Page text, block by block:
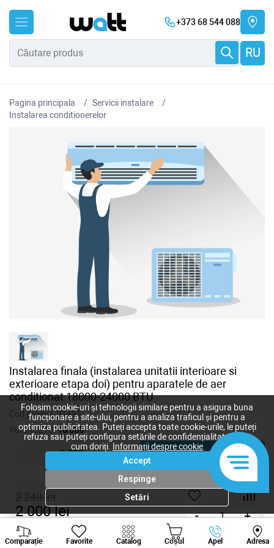
+373 68 544 088
RU
Pagina principala
Servicii instalare
Instalarea conditionerelor
Instalarea finala (instalarea unitatii interioare si
exterioare etapa doi) pentru aparatele de aer
conditionat 18000-24000 BTU
Cod produs:31491
Putere, BTU:18 000
9 000 18 000
2 240lei
2 000lei - +
Cumpără acum
Comparație Favorite Catalog Coșul Apel Adresa
Viber Whatsapp
Folosim cookie-uri și tehnologii similare pentru a asigura buna
funcționare a site-ului, pentru a analiza traficul și pentru a
optimiza publicitatea. Puteți accepta toate cookie-urile, le puteți
refuza sau puteți configura setările de confidențialitate după
cum doriți.
Informații despre cookie
Accept
Respinge
Setări